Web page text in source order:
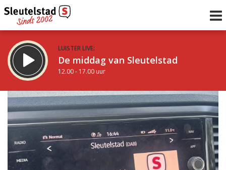
LUISTER LIVE:
De middag van Sleutelstad
12.00 - 17.00 uur
STRAKS:
Sleutelstad 30
17.00 - 19.00 uur
Vorig uur
uur 1 van 0 Volgend uur